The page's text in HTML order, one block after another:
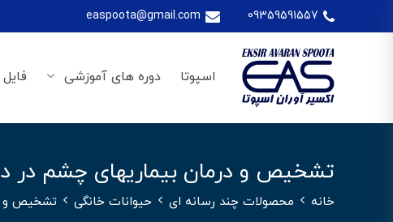
09359591557
easpoota@gmail.com
اسپوتا دوره های آموزشی
تشخیص و درمان بیماریهای چشم در
خانه محصولات چند رسانه ای حیوانات خانگی تشخیص و